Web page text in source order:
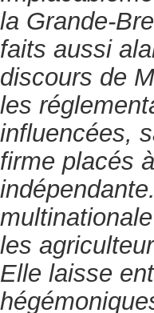
la Grande-
faits aussi
discours de
les
influencées,
firme placés
les
Elle laisse